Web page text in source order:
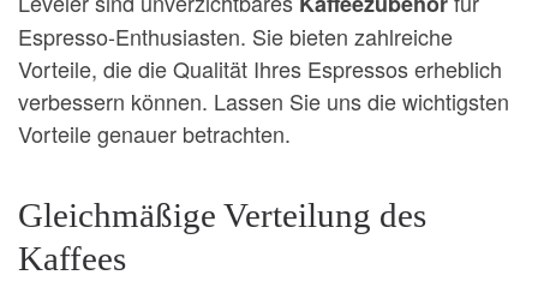
Espresso-Enthusiasten. Sie bieten zahlreiche
Vorteile, die die Qualität Ihres Espressos erheblich
verbessern können. Lassen Sie uns die wichtigsten
Vorteile genauer betrachten.
Gleichmäßige Verteilung des
Kaffees